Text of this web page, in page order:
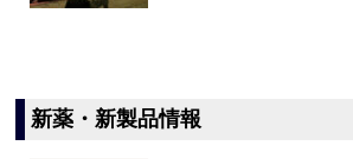
新薬・新製品情報